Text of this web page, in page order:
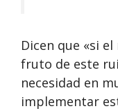
Dicen que «si
fruto de este
necesidad en
implementar